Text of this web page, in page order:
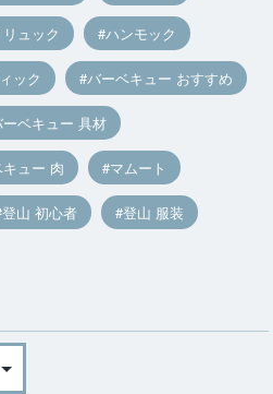
ュック ハンモック
ック バーベキュー おすすめ
ベキュー 具材
ュー 肉 マムート
登山 初心者 登山 服装